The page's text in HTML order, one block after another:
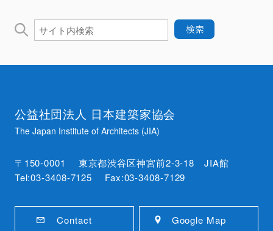
公益社団法人 日本建築家協会
The Japan Institute of Architects (JIA)
〒150-0001 東京都渋谷区神宮前2-3-18 JIA館
Tel:03-3408-7125 Fax:03-3408-7129
Contact Google Map